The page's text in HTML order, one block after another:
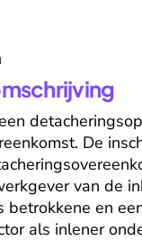
De
van de
betrokkene en
als inlener